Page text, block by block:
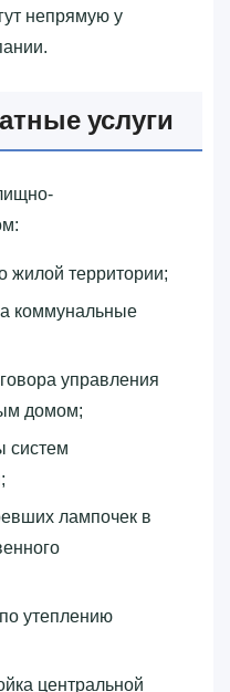
непрямую у
услуги
жилой территории;
коммунальные
управления
домом;
систем
лампочек в
утеплению
центральной